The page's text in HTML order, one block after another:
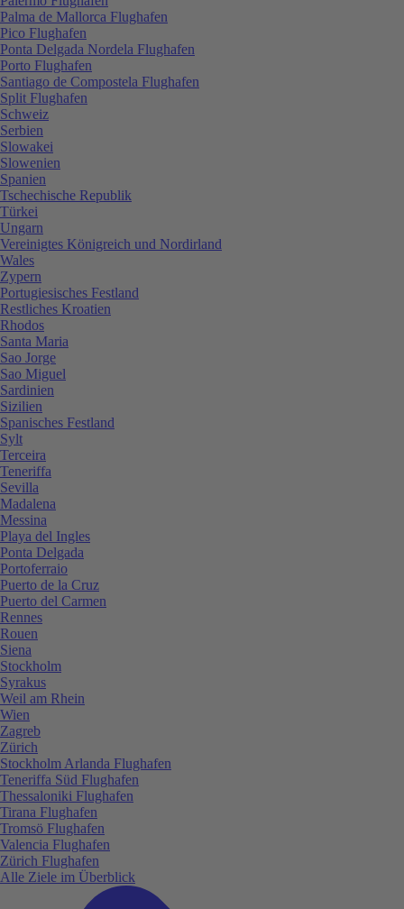
Palma de Mallorca Flughafen
Pico Flughafen
Ponta Delgada Nordela Flughafen
Porto Flughafen
Santiago de Compostela Flughafen
Split Flughafen
Schweiz
Serbien
Slowakei
Slowenien
Spanien
Tschechische Republik
Türkei
Ungarn
Vereinigtes Königreich und Nordirland
Wales
Zypern
Portugiesisches Festland
Restliches Kroatien
Rhodos
Santa Maria
Sao Jorge
Sao Miguel
Sardinien
Sizilien
Spanisches Festland
Sylt
Terceira
Teneriffa
Sevilla
Madalena
Messina
Playa del Ingles
Ponta Delgada
Portoferraio
Puerto de la Cruz
Puerto del Carmen
Rennes
Rouen
Siena
Stockholm
Syrakus
Weil am Rhein
Wien
Zagreb
Zürich
Stockholm Arlanda Flughafen
Teneriffa Süd Flughafen
Thessaloniki Flughafen
Tirana Flughafen
Tromsö Flughafen
Valencia Flughafen
Zürich Flughafen
Alle Ziele im Überblick